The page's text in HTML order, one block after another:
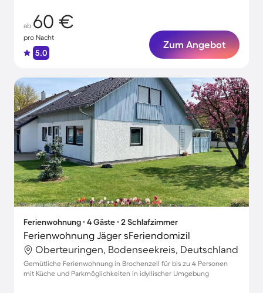
ab 60 €
pro Nacht
5.0
Zum Angebot
Ferienwohnung ∙ 4 Gäste ∙ 2 Schlafzimmer
Ferienwohnung Jäger sFeriendomizil
Oberteuringen, Bodenseekreis, Deutschland
Gemütliche Ferienwohnung in Brochenzell für bis zu 4 Personen
mit Küche und Parkmöglichkeiten in idyllischer Umgebung